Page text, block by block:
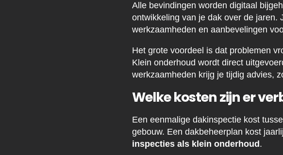
Alle bevindingen worden digitaal
ontwikkeling van je dak over de jaren.
werkzaamheden en aanbevelingen
Het grote voordeel is dat problemen
Klein onderhoud wordt direct
werkzaamheden krijg je tijdig advies,
Welke kosten zijn er
Een eenmalige dakinspectie kost
gebouw. Een dakbeheerplan kost
inspecties als klein onderhoud .